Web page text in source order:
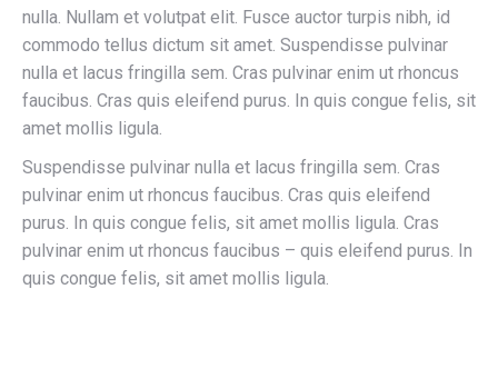
nulla. Nullam et volutpat elit. Fusce auctor turpis nibh, id
commodo tellus dictum sit amet. Suspendisse pulvinar
nulla et lacus fringilla sem. Cras pulvinar enim ut rhoncus
faucibus. Cras quis eleifend purus. In quis congue felis, sit
amet mollis ligula.
Suspendisse pulvinar nulla et lacus fringilla sem. Cras
pulvinar enim ut rhoncus faucibus. Cras quis eleifend
purus. In quis congue felis, sit amet mollis ligula. Cras
pulvinar enim ut rhoncus faucibus – quis eleifend purus. In
quis congue felis, sit amet mollis ligula.